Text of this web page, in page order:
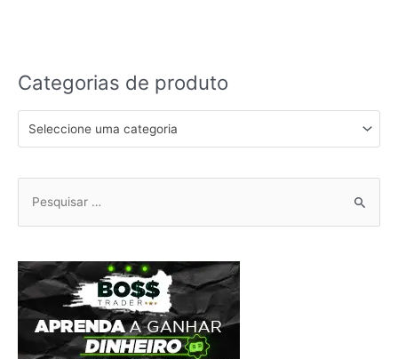
Categorias de produto
Seleccione uma categoria
Pesquisar